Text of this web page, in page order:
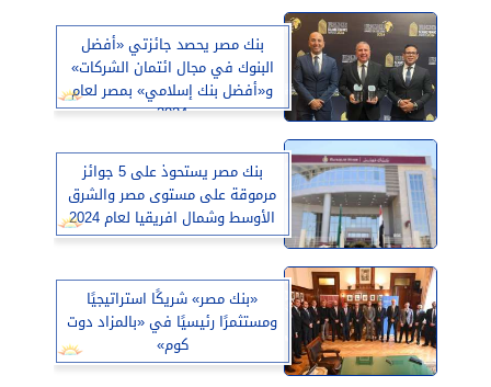
بنك مصر يحصد جائزتي «أفضل
البنوك في مجال ائتمان الشركات»
و«أفضل بنك إسلامي» بمصر لعام
2024
بنك مصر يستحوذ على 5 جوائز
مرموقة على مستوى مصر والشرق
الأوسط وشمال افريقيا لعام 2024
«بنك مصر» شريكًا استراتيجيًا
ومستثمرًا رئيسيًا في «بالمزاد دوت
كوم»